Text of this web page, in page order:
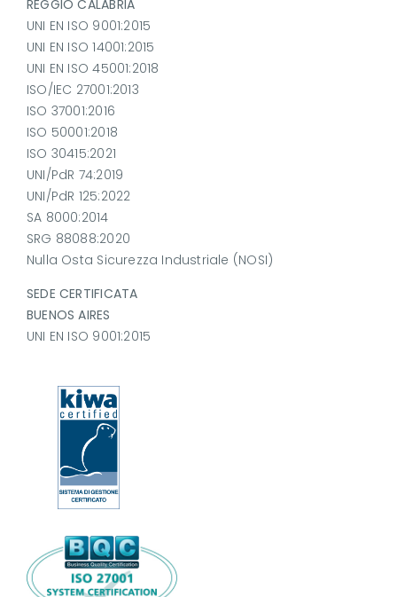
REGGIO CALABRIA
UNI EN ISO 9001:2015
UNI EN ISO 14001:2015
UNI EN ISO 45001:2018
ISO/IEC 27001:2013
ISO 37001:2016
ISO 50001:2018
ISO 30415:2021
UNI/PdR 74:2019
UNI/PdR 125:2022
SA 8000:2014
SRG 88088:2020
Nulla Osta Sicurezza Industriale (NOSI)
SEDE CERTIFICATA
BUENOS AIRES
UNI EN ISO 9001:2015